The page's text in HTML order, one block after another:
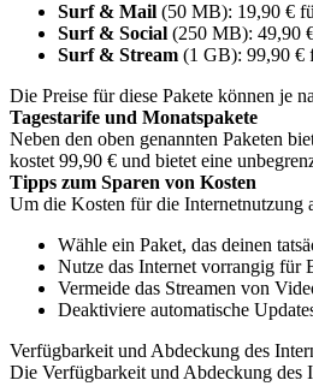
Surf & Mail (50 MB): 19,90 €
Surf & Social (250 MB): 49,90
Surf & Stream (1 GB): 99,90 €
Die Preise für diese Pakete können je
Tagestarife und Monatspakete
Neben den oben genannten Paketen
kostet 99,90 € und bietet eine
Tipps zum Sparen von Kosten
Um die Kosten für die Internetnutzung
Wähle ein Paket, das deinen
Nutze das Internet vorrangig für
Vermeide das Streamen von
Deaktiviere automatische
Verfügbarkeit und Abdeckung des
Die Verfügbarkeit und Abdeckung des